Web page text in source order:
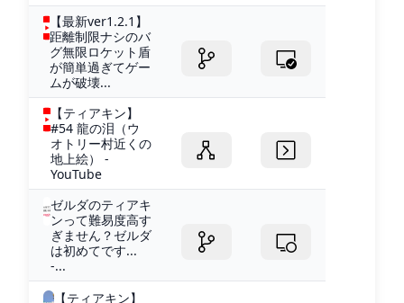
【最新ver1.2.1】
距離制限ナシのバ
グ無限ロケット盾
が簡単過ぎてゲー
ムが破壊...
【ティアキン】
#54 龍の泪（ウ
オトリー村近くの
地上絵） -
YouTube
ゼルダのティアキ
ンって難易度高す
ぎません？ゼルダ
は初めてです...
-...
【ティアキン】